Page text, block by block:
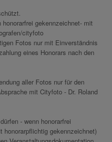
gekennzeichnet- mit
cityfoto
Fotos nur mit Einverständnis
eines Honorars nach den
aller Fotos nur für den
mit Cityfoto - Dr. Roland
- wenn honorarfrei
gekennzeichnet)